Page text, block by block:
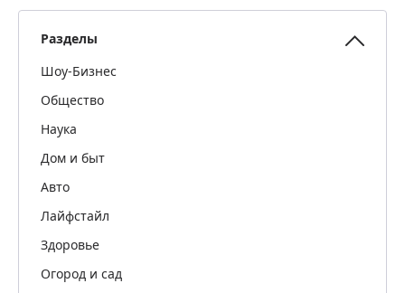
Разделы
Шоу-Бизнес
Общество
Наука
Дом и быт
Авто
Лайфстайл
Здоровье
Огород и сад